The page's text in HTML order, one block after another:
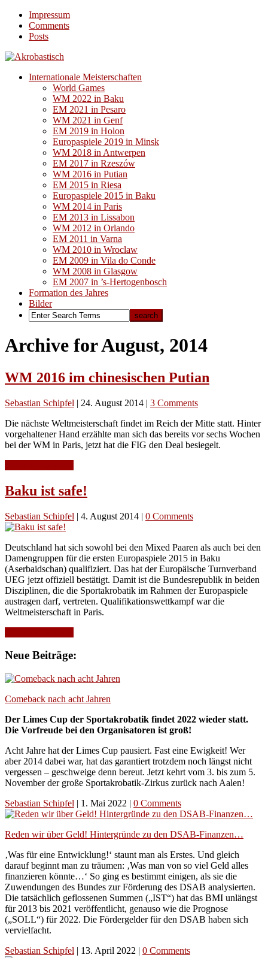
Impressum
Comments
Posts
Internationale Meisterschaften
World Games
WM 2022 in Baku
EM 2021 in Pesaro
WM 2021 in Genf
EM 2019 in Holon
Europaspiele 2019 in Minsk
WM 2018 in Antwerpen
EM 2017 in Rzeszów
WM 2016 in Putian
EM 2015 in Riesa
Europaspiele 2015 in Baku
WM 2014 in Paris
EM 2013 in Lissabon
WM 2012 in Orlando
EM 2011 in Varna
WM 2010 in Wroclaw
EM 2009 in Vila do Conde
WM 2008 in Glasgow
EM 2007 in ’s-Hertogenbosch
Formation des Jahres
Bilder
Archive for August, 2014
WM 2016 im chinesischen Putian
Sebastian Schipfel | 24. August 2014 | 3 Comments
Die nächste Weltmeisterschaft findet im Reich der Mitte statt. Hinter
vorgehaltener Hand erzählte man sich das bereits vor sechs Wochen
bei der WM in Paris, jetzt hat die FIG den Deal besiegelt.
Baku ist safe!
Sebastian Schipfel | 4. August 2014 | 0 Comments
Deutschland hat sich sowohl bei den Mixed Paaren als auch bei den
Damengruppen für die ersten Europaspiele 2015 in Baku
(Aserbaidschan) qualifiziert. Das hat der Europäische Turnverband
UEG jetzt offiziell bestätigt. Damit ist die Bundesrepublik in beiden
Disziplinen, die die Sportakrobatik im Rahmen der Europaspiele
austragen darf, vertreten. Qualifikationswettkampf war die
Weltmeisterschaft in Paris.
Neue Beiträge:
Comeback nach acht Jahren
Der Limes Cup der Sportakrobatik findet 2022 wieder statt.
Die Vorfreude bei den Organisatoren ist groß!
Acht Jahre hat der Limes Cup pausiert. Fast eine Ewigkeit! Wer
aber 2014 dabei war, hat das garantiert trotzdem noch längst nicht
vergessen – geschweige denn bereut. Jetzt kehrt vom 3. bis zum 5.
November der große Sportakrobatik-Zirkus zurück nach Aalen!
Sebastian Schipfel | 1. Mai 2022 | 0 Comments
Reden wir über Geld! Hintergründe zu den DSAB-Finanzen…
‚Was für eine Entwicklung!‘ staunt man als Erstes. Und gleich
darauf beginnt man zu träumen: ‚Was man von so viel Geld alles
finanzieren könnte…‘ So ging es bestimmt einigen, als sie die
Zuwendungen des Bundes zur Förderung des DSAB analysierten.
Die tatsächlich geflossenen Summen („IST“) hat das BMI unlängst
für 2013 bis 2021 veröffentlicht, genauso wie die Prognose
(„SOLL“) für 2022. Die Fördergelder für den DSAB haben sich
vervielfacht.
Sebastian Schipfel | 13. April 2022 | 0 Comments